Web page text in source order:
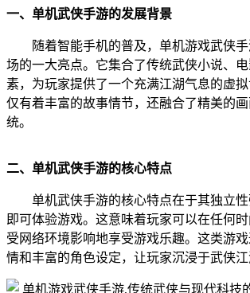
一、单机武侠手游的发展背景
随着智能手机的普及，单机游戏武侠
场的一大亮点。它集合了传统武侠小说、
素，为玩家提供了一个充满江湖气息的虚
仅有着丰富的故事情节，还融合了精美的
统。
二、单机武侠手游的核心特点
单机武侠手游的核心特点在于其独立
即可体验游戏。这意味着玩家可以在任何
受网络环境影响地享受游戏乐趣。这类游
情和丰富的角色设定，让玩家沉浸于武侠江